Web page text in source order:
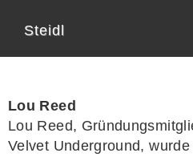
Steidl
Lou Reed
Lou Reed,
Velvet Underground,